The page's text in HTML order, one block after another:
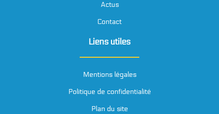
Actus
Contact
Liens utiles
Mentions légales
Politique de confidentialité
Plan du site